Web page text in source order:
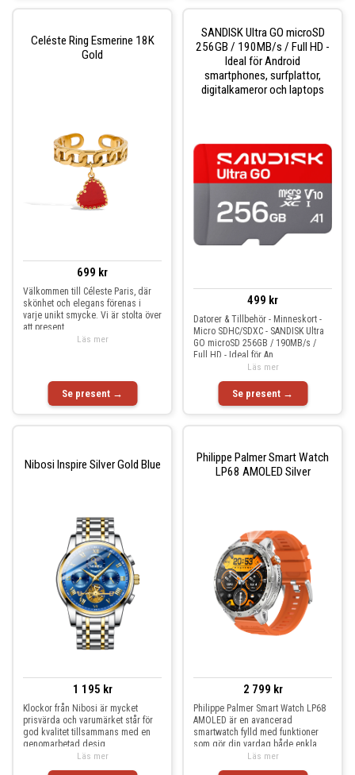
Celéste Ring Esmerine 18K
Gold
699 kr
Välkommen till Céleste Paris, där
skönhet och elegans förenas i
varje unikt smycke. Vi är stolta över
att present
Se present →
Läs mer
SANDISK Ultra GO microSD
256GB / 190MB/s / Full HD -
Ideal för Android
smartphones, surfplattor,
digitalkameror och laptops
499 kr
Datorer & Tillbehör - Minneskort -
Micro SDHC/SDXC - SANDISK Ultra
GO microSD 256GB / 190MB/s /
Full HD - Ideal för An
Se present →
Läs mer
Nibosi Inspire Silver Gold Blue
1 195 kr
Klockor från Nibosi är mycket
prisvärda och varumärket står för
god kvalitet tillsammans med en
genomarbetad desig
Läs mer
Philippe Palmer Smart Watch
LP68 AMOLED Silver
2 799 kr
Philippe Palmer Smart Watch LP68
AMOLED är en avancerad
smartwatch fylld med funktioner
som gör din vardag både enkla
Läs mer